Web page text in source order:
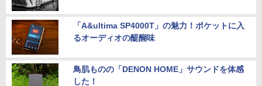
「A&ultima SP4000T」の魅力！ポケットに入
るオーディオの醍醐味
鳥肌ものの「DENON HOME」サウンドを体感
した！